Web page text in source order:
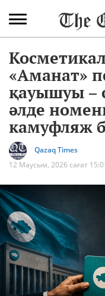
«Аманат»
қауышуы –
әлде
камуфляж
Qazaq Times
12 Маусым, 2026 сағат